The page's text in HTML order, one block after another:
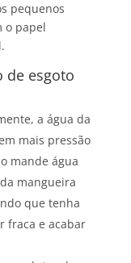
pequenos
o papel
de esgoto
a água da
mais pressão
mande água
mangueira
que tenha
fraca e acabar